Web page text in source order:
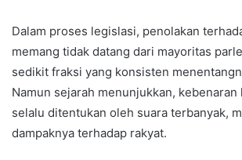
Dalam proses legislasi, penolakan
memang tidak datang dari mayoritas
sedikit fraksi yang konsisten
Namun sejarah menunjukkan,
selalu ditentukan oleh suara terbanyak,
dampaknya terhadap rakyat.